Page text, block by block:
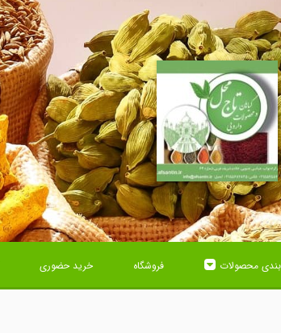
محصولات فروشگاه خرید حضوری